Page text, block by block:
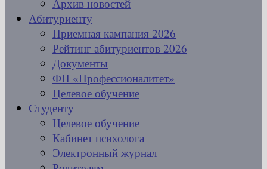
Архив новостей
Абитуриенту
Приемная кампания 2026
Рейтинг абитуриентов 2026
Документы
ФП «Профессионалитет»
Целевое обучение
Студенту
Целевое обучение
Кабинет психолога
Электронный журнал